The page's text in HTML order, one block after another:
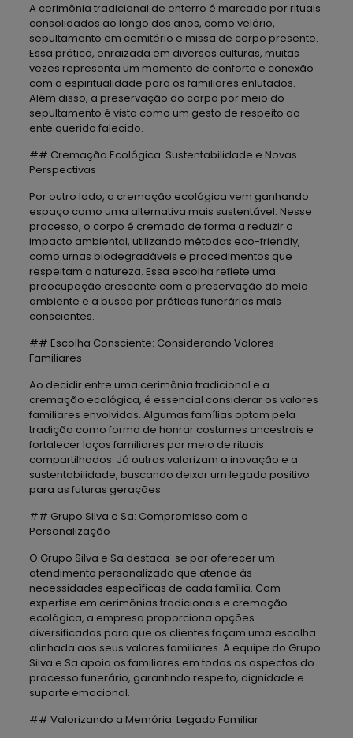
A cerimônia tradicional de enterro é marcada por rituais
consolidados ao longo dos anos, como velório,
sepultamento em cemitério e missa de corpo presente.
Essa prática, enraizada em diversas culturas, muitas
vezes representa um momento de conforto e conexão
com a espiritualidade para os familiares enlutados.
Além disso, a preservação do corpo por meio do
sepultamento é vista como um gesto de respeito ao
ente querido falecido.
## Cremação Ecológica: Sustentabilidade e Novas
Perspectivas
Por outro lado, a cremação ecológica vem ganhando
espaço como uma alternativa mais sustentável. Nesse
processo, o corpo é cremado de forma a reduzir o
impacto ambiental, utilizando métodos eco-friendly,
como urnas biodegradáveis e procedimentos que
respeitam a natureza. Essa escolha reflete uma
preocupação crescente com a preservação do meio
ambiente e a busca por práticas funerárias mais
conscientes.
## Escolha Consciente: Considerando Valores
Familiares
Ao decidir entre uma cerimônia tradicional e a
cremação ecológica, é essencial considerar os valores
familiares envolvidos. Algumas famílias optam pela
tradição como forma de honrar costumes ancestrais e
fortalecer laços familiares por meio de rituais
compartilhados. Já outras valorizam a inovação e a
sustentabilidade, buscando deixar um legado positivo
para as futuras gerações.
## Grupo Silva e Sa: Compromisso com a
Personalização
O Grupo Silva e Sa destaca-se por oferecer um
atendimento personalizado que atende às
necessidades específicas de cada família. Com
expertise em cerimônias tradicionais e cremação
ecológica, a empresa proporciona opções
diversificadas para que os clientes façam uma escolha
alinhada aos seus valores familiares. A equipe do Grupo
Silva e Sa apoia os familiares em todos os aspectos do
processo funerário, garantindo respeito, dignidade e
suporte emocional.
## Valorizando a Memória: Legado Familiar